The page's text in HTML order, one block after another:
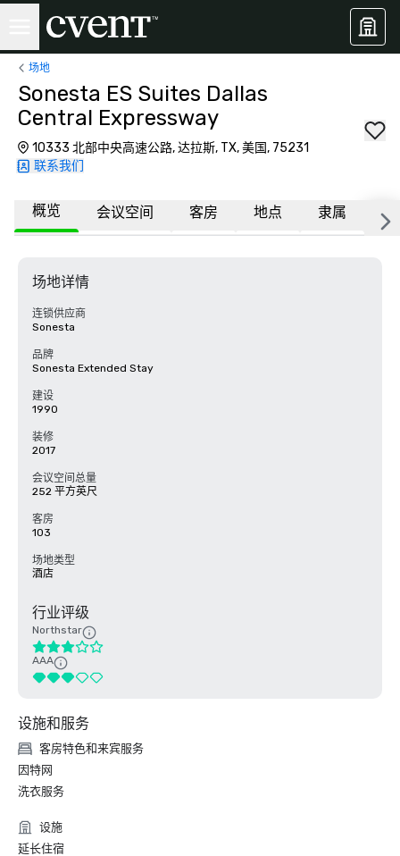
场地
Sonesta ES Suites Dallas
Central Expressway
10333 北部中央高速公路, 达拉斯, TX, 美国, 75231
联系我们
概览 会议空间 客房 地点 隶属 更
场地详情
连锁供应商
Sonesta
品牌
Sonesta Extended Stay
建设
1990
装修
2017
会议空间总量
252 平方英尺
客房
103
场地类型
酒店
行业评级
Northstar
AAA
设施和服务
客房特色和来宾服务
因特网
洗衣服务
设施
延长住宿